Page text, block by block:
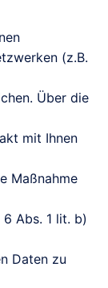
(z.B.
Über die
mit Ihnen
Maßnahme
Abs. 1 lit. b)
Daten zu